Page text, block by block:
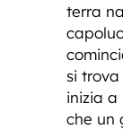
terra
si trova
inizia a
che un